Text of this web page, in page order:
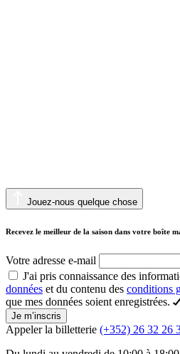
Jouez-nous quelque chose
Recevez le meilleur de la saison dans votre boîte
Votre adresse e-mail
J'ai pris connaissance des
données et du contenu des conditions
que mes données soient enregistrées.
Je m’inscris
Appeler la billetterie (+352) 26 32 26